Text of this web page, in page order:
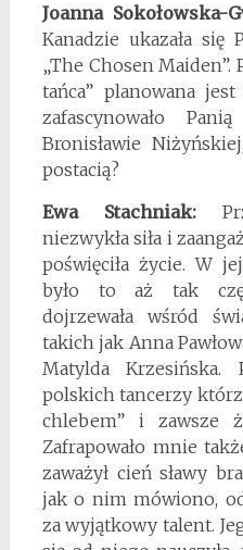
Joanna Sokołowska-
Kanadzie ukazała się
„The Chosen
tańca” planowana
zafascynowało
Bronisławie
postacią?
Ewa Stachniak:
niezwykła siła i
poświęciła życie. W
było to aż tak
dojrzewała wśród
takich jak Anna
Matylda
polskich tancerzy
chlebem” i zawsze
Zafrapowało mnie
zaważył cień sławy
jak o nim mówiono,
za wyjątkowy talent.